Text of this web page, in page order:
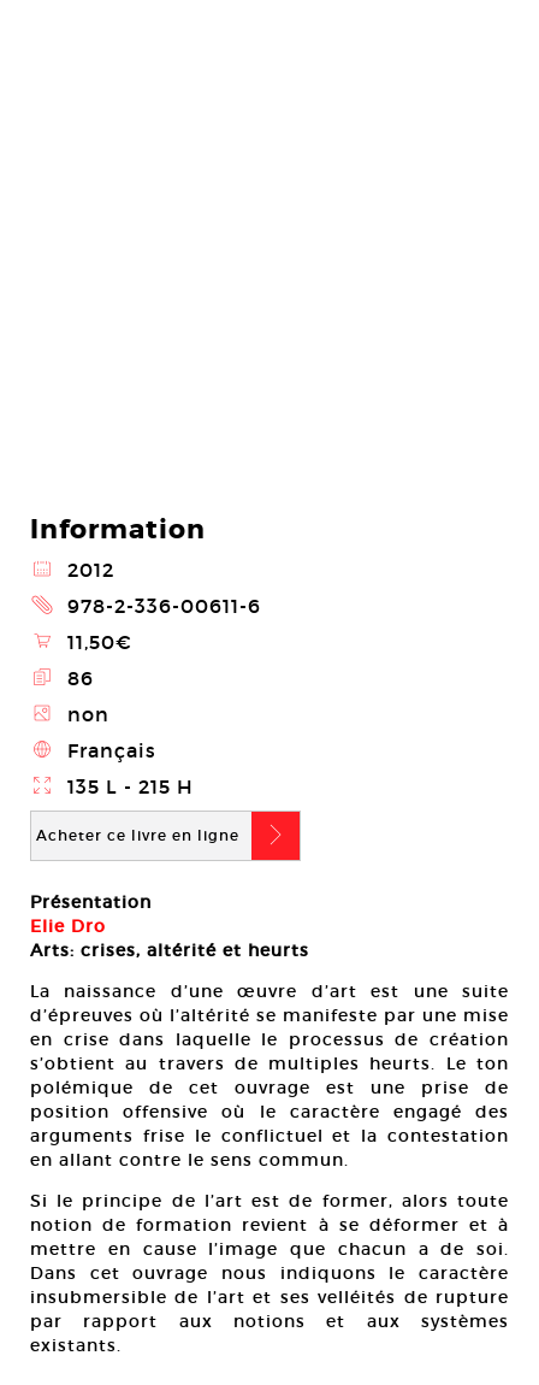
Information
@ 2012
2 978-2-336-00611-6
\ 11,50€
E 86
Z non
4 Français
} 135 L - 215 H
Acheter ce livre en ligne b
Présentation
Elie Dro
Arts: crises, altérité et heurts
La naissance d’une œuvre d’art est une suite
d’épreuves où l’altérité se manifeste par une mise
en crise dans laquelle le processus de création
s’obtient au travers de multiples heurts. Le ton
polémique de cet ouvrage est une prise de
position offensive où le caractère engagé des
arguments frise le conflictuel et la contestation
en allant contre le sens commun.
Si le principe de l’art est de former, alors toute
notion de formation revient à se déformer et à
mettre en cause l’image que chacun a de soi.
Dans cet ouvrage nous indiquons le caractère
insubmersible de l’art et ses velléités de rupture
par rapport aux notions et aux systèmes
existants.